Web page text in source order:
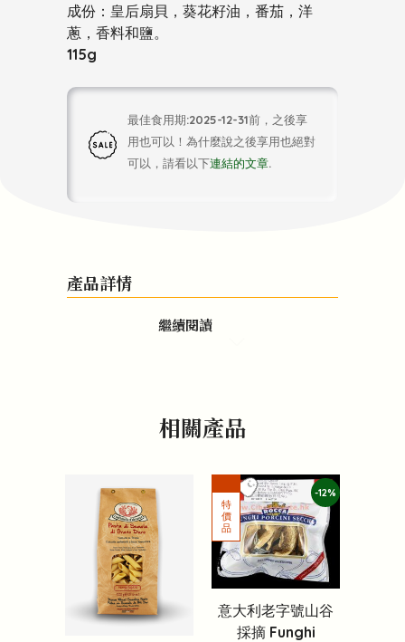
成份：皇后扇貝，葵花籽油，番茄，洋
蔥，香料和鹽。
115g
最佳食用期:2025-12-31前，之後享
用也可以！為什麼說之後享用也絕對
可以，請看以下連結的文章.
產品詳情
繼續閱讀
相關產品
-12%
意大利老字號山谷
採摘 Funghi